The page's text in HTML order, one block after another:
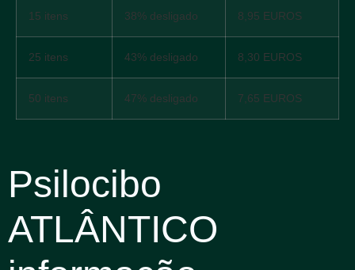
15 itens 38% desligado 8,95 EUROS
25 itens 43% desligado 8,30 EUROS
50 itens 47% desligado 7,65 EUROS
Psilocibo
ATLÂNTICO